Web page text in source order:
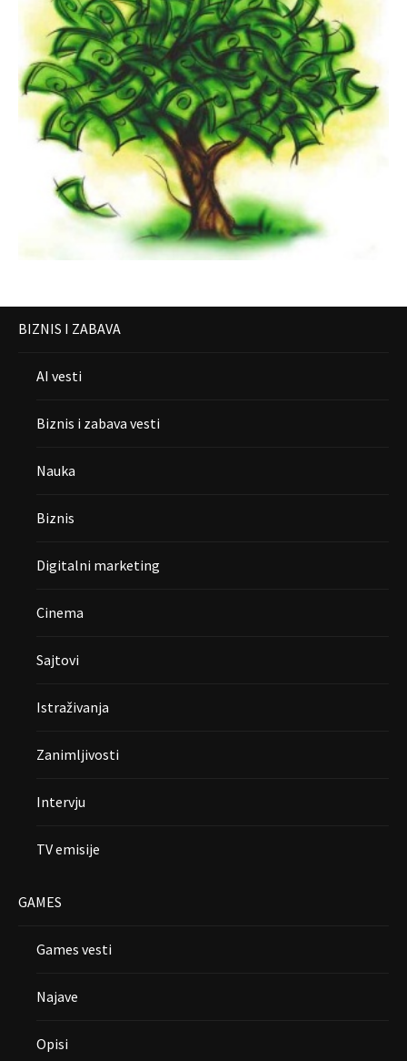
BIZNIS I ZABAVA
AI vesti
Biznis i zabava vesti
Nauka
Biznis
Digitalni marketing
Cinema
Sajtovi
Istraživanja
Zanimljivosti
Intervju
TV emisije
GAMES
Games vesti
Najave
Opisi